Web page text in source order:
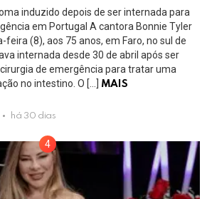
induzido depois de ser internada para
em Portugal A cantora Bonnie Tyler
(8), aos 75 anos, em Faro, no sul de
internada desde 30 de abril após ser
de emergência para tratar uma
no intestino. O […]
MAIS
há 30 dias